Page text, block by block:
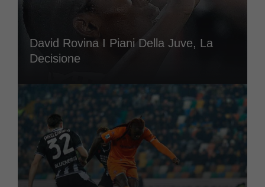
David Rovina I Piani Della Juve, La
Decisione